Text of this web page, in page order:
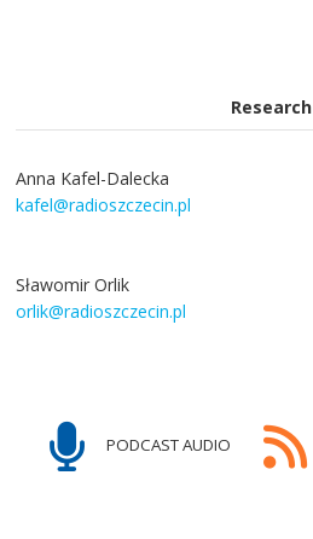
Research
Anna Kafel-Dalecka
kafel@radioszczecin.pl
Sławomir Orlik
orlik@radioszczecin.pl
PODCAST AUDIO